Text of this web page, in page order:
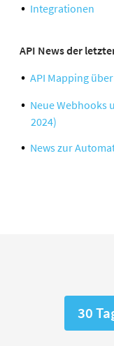
Integrationen
API News der
API Mapping
Neue Webhooks
2024)
News zur
30